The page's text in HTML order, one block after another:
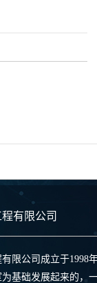
有限公司
限公司成立于1998
基础发展起来的，